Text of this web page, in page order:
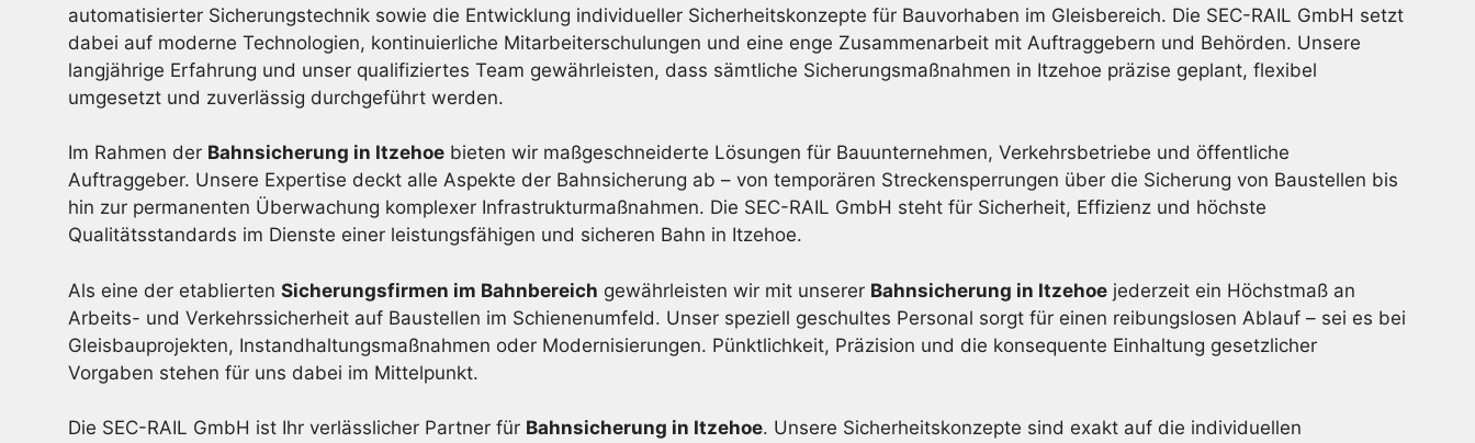
automatisierter Sicherungstechnik sowie die Entwicklung individueller Sicherheitskonzepte für Bauvorhaben im Gleisbereich. Die SEC-RAIL GmbH setzt
dabei auf moderne Technologien, kontinuierliche Mitarbeiterschulungen und eine enge Zusammenarbeit mit Auftraggebern und Behörden. Unsere
langjährige Erfahrung und unser qualifiziertes Team gewährleisten, dass sämtliche Sicherungsmaßnahmen in Itzehoe präzise geplant, flexibel
umgesetzt und zuverlässig durchgeführt werden.
Im Rahmen der Bahnsicherung in Itzehoe bieten wir maßgeschneiderte Lösungen für Bauunternehmen, Verkehrsbetriebe und öffentliche
Auftraggeber. Unsere Expertise deckt alle Aspekte der Bahnsicherung ab – von temporären Streckensperrungen über die Sicherung von Baustellen bis
hin zur permanenten Überwachung komplexer Infrastrukturmaßnahmen. Die SEC-RAIL GmbH steht für Sicherheit, Effizienz und höchste
Qualitätsstandards im Dienste einer leistungsfähigen und sicheren Bahn in Itzehoe.
Als eine der etablierten Sicherungsfirmen im Bahnbereich gewährleisten wir mit unserer Bahnsicherung in Itzehoe jederzeit ein Höchstmaß an
Arbeits- und Verkehrssicherheit auf Baustellen im Schienenumfeld. Unser speziell geschultes Personal sorgt für einen reibungslosen Ablauf – sei es bei
Gleisbauprojekten, Instandhaltungsmaßnahmen oder Modernisierungen. Pünktlichkeit, Präzision und die konsequente Einhaltung gesetzlicher
Vorgaben stehen für uns dabei im Mittelpunkt.
Die SEC-RAIL GmbH ist Ihr verlässlicher Partner für Bahnsicherung in Itzehoe. Unsere Sicherheitskonzepte sind exakt auf die individuellen